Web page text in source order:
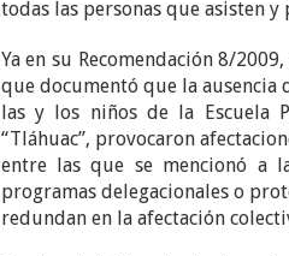
todas las personas que asisten y
Ya en su Recomendación 8/
que documentó que la
las y los niños de la Escuela
“Tláhuac”, provocaron
entre las que se mencionó a
programas delegacionales o
redundan en la afectación